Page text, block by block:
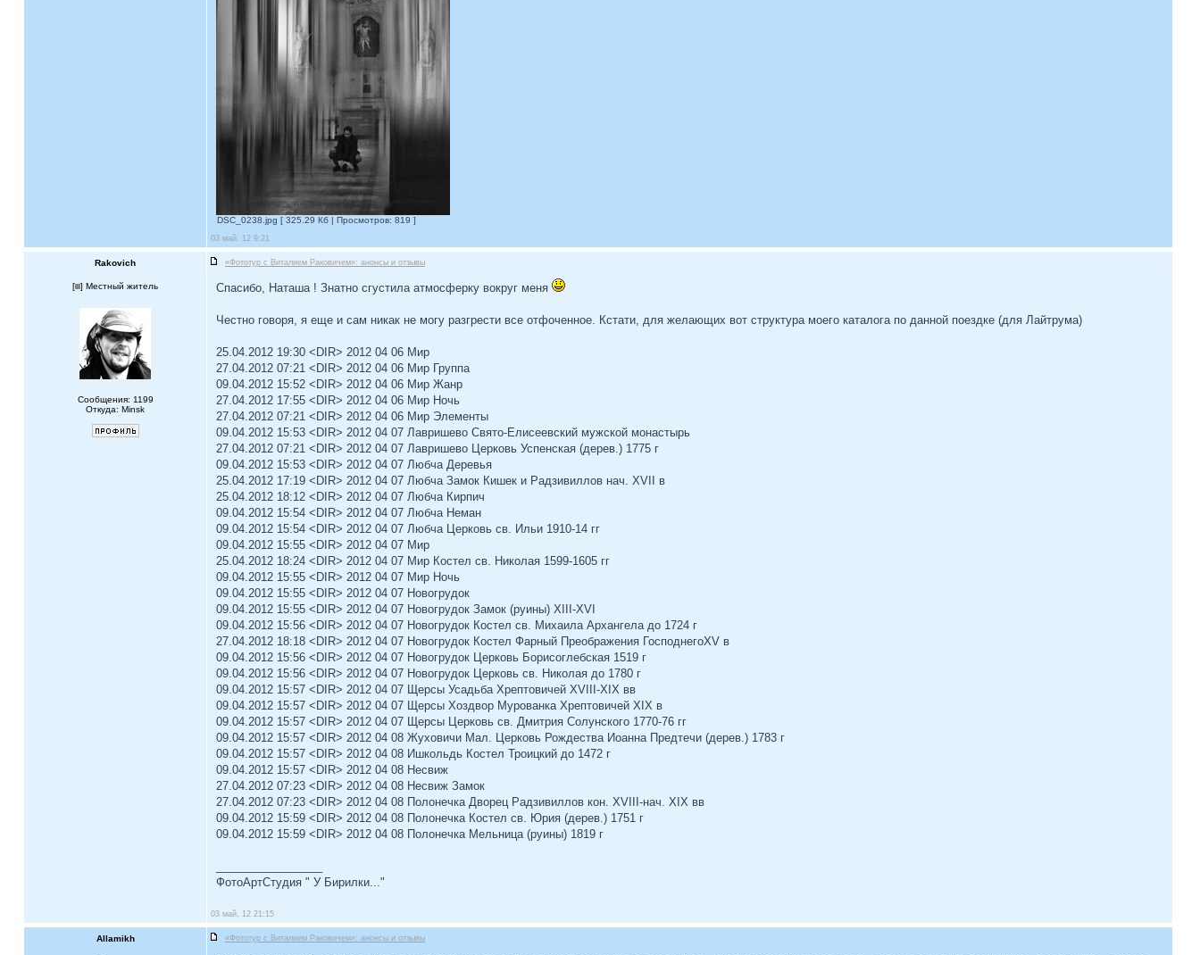
DSC_0238.jpg [ 325.29 Кб | Просмотров: 819 ]
03 май, 12 9:21
Rakovich «Фототур с Виталием Раковичем»: анонсы и отзывы
[ ] Местный житель
Сообщения: 1199
Откуда: Minsk
Спасибо, Наташа ! Знатно сгустила атмосферку вокруг меня
Честно говоря, я еще и сам никак не могу разгрести все отфоченное. Кстати, для желающих вот структура моего каталога по данной поездке (для Лайтрума)
25.04.2012 19:30 <DIR> 2012 04 06 Мир
27.04.2012 07:21 <DIR> 2012 04 06 Мир Группа
09.04.2012 15:52 <DIR> 2012 04 06 Мир Жанр
27.04.2012 17:55 <DIR> 2012 04 06 Мир Ночь
27.04.2012 07:21 <DIR> 2012 04 06 Мир Элементы
09.04.2012 15:53 <DIR> 2012 04 07 Лавришево Свято-Елисеевский мужской монастырь
27.04.2012 07:21 <DIR> 2012 04 07 Лавришево Церковь Успенская (дерев.) 1775 г
09.04.2012 15:53 <DIR> 2012 04 07 Любча Деревья
25.04.2012 17:19 <DIR> 2012 04 07 Любча Замок Кишек и Радзивиллов нач. XVII в
25.04.2012 18:12 <DIR> 2012 04 07 Любча Кирпич
09.04.2012 15:54 <DIR> 2012 04 07 Любча Неман
09.04.2012 15:54 <DIR> 2012 04 07 Любча Церковь св. Ильи 1910-14 гг
09.04.2012 15:55 <DIR> 2012 04 07 Мир
25.04.2012 18:24 <DIR> 2012 04 07 Мир Костел св. Николая 1599-1605 гг
09.04.2012 15:55 <DIR> 2012 04 07 Мир Ночь
09.04.2012 15:55 <DIR> 2012 04 07 Новогрудок
09.04.2012 15:55 <DIR> 2012 04 07 Новогрудок Замок (руины) XIII-XVI
09.04.2012 15:56 <DIR> 2012 04 07 Новогрудок Костел св. Михаила Архангела до 1724 г
27.04.2012 18:18 <DIR> 2012 04 07 Новогрудок Костел Фарный Преображения ГосподнегоXV в
09.04.2012 15:56 <DIR> 2012 04 07 Новогрудок Церковь Борисоглебская 1519 г
09.04.2012 15:56 <DIR> 2012 04 07 Новогрудок Церковь св. Николая до 1780 г
09.04.2012 15:57 <DIR> 2012 04 07 Щерсы Усадьба Хрептовичей XVIII-XIX вв
09.04.2012 15:57 <DIR> 2012 04 07 Щерсы Хоздвор Мурованка Хрептовичей XIX в
09.04.2012 15:57 <DIR> 2012 04 07 Щерсы Церковь св. Дмитрия Солунского 1770-76 гг
09.04.2012 15:57 <DIR> 2012 04 08 Жуховичи Мал. Церковь Рождества Иоанна Предтечи (дерев.) 1783 г
09.04.2012 15:57 <DIR> 2012 04 08 Ишкольдь Костел Троицкий до 1472 г
09.04.2012 15:57 <DIR> 2012 04 08 Несвиж
27.04.2012 07:23 <DIR> 2012 04 08 Несвиж Замок
27.04.2012 07:23 <DIR> 2012 04 08 Полонечка Дворец Радзивиллов кон. XVIII-нач. XIX вв
09.04.2012 15:59 <DIR> 2012 04 08 Полонечка Костел св. Юрия (дерев.) 1751 г
09.04.2012 15:59 <DIR> 2012 04 08 Полонечка Мельница (руины) 1819 г
ФотоАртСтудия " У Бирилки..."
03 май, 12 21:15
Allamikh «Фототур с Виталием Раковичем»: анонсы и отзывы